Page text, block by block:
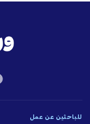
للباحثين عن عمل